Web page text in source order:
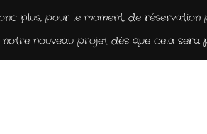
plus, pour le moment, de
nouveau projet dès que cela sera